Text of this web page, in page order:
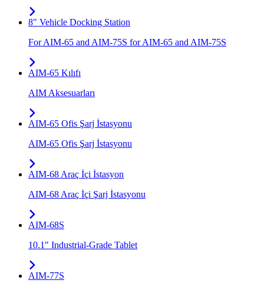
8" Vehicle Docking Station
For AIM-65 and AIM-75S for AIM-65 and AIM-75S
AIM-65 Kılıfı
AIM Aksesuarları
AIM-65 Ofis Şarj İstasyonu
AIM-65 Ofis Şarj İstasyonu
AIM-68 Araç İçi İstasyon
AIM-68 Araç İçi Şarj İstasyonu
AIM-68S
10.1" Industrial-Grade Tablet
AIM-77S